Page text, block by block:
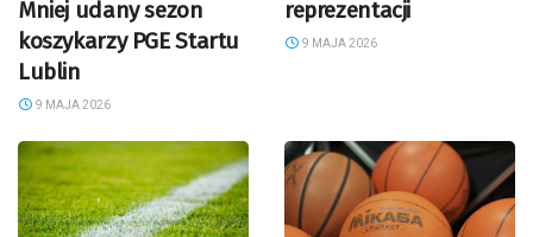
Mniej udany sezon
koszykarzy PGE Startu
Lublin
9 MAJA 2026
reprezentacji
9 MAJA 2026